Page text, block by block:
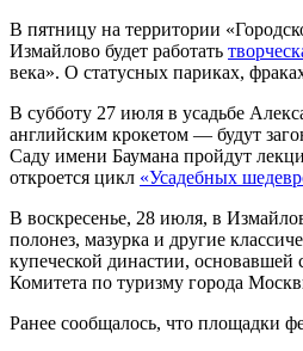
В пятницу на территории
Измайлово будет работать
века». О статусных париках,
В субботу 27 июля в усадьбе
английским крокетом — будут
Саду имени Баумана пройдут
откроется цикл «Усадебных
В воскресенье, 28 июля, в
полонез, мазурка и другие
купеческой династии,
Комитета по туризму города
Ранее сообщалось, что площадки